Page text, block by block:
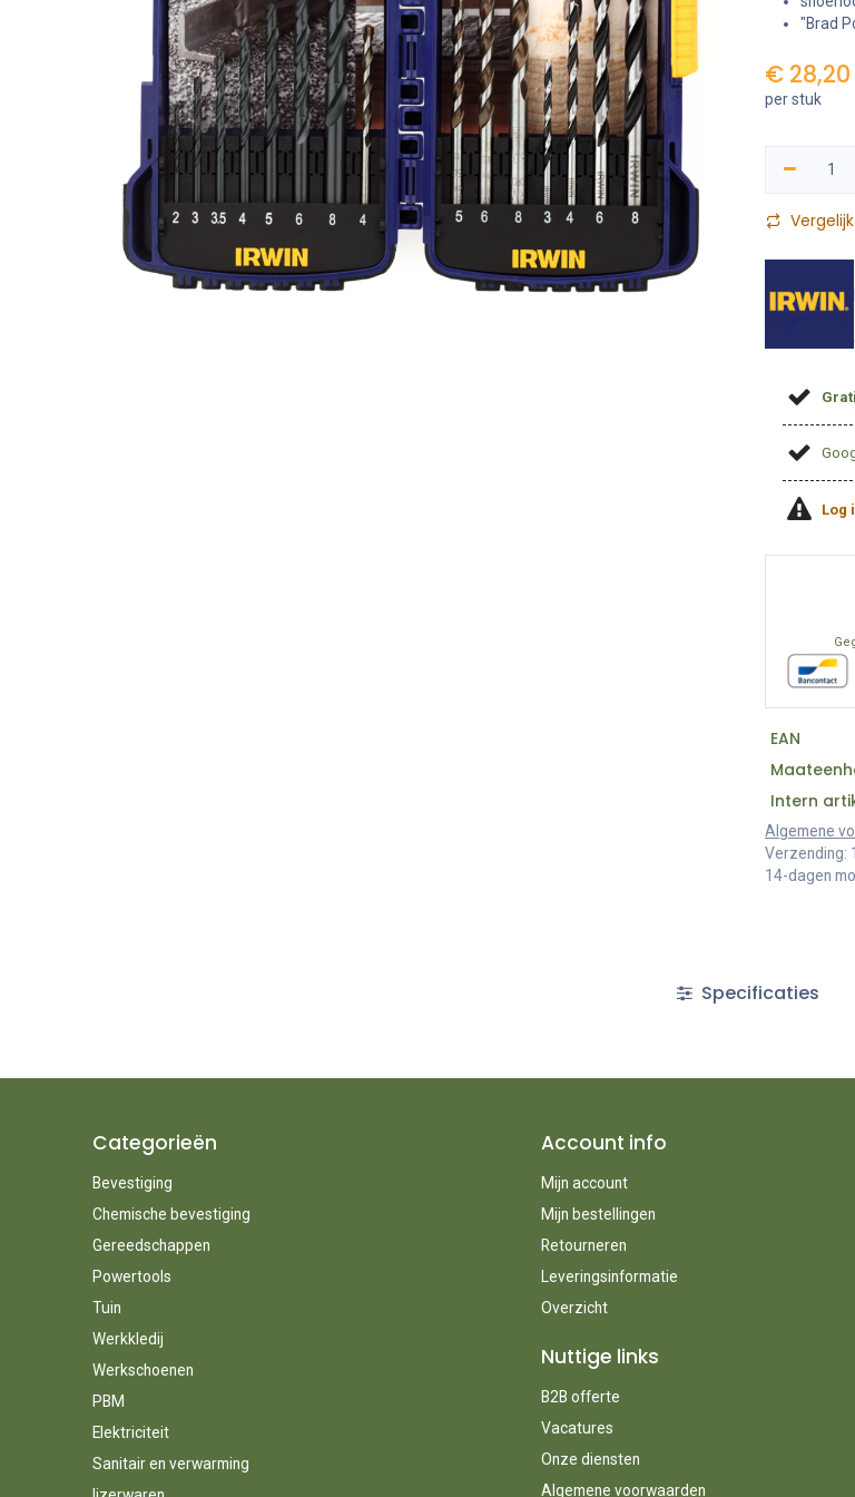
"Brad
€ 28,20
per stuk
Vergelijk
Log
EAN
Intern
Algemene
Verzending:
14-dagen
Specificaties
Categorieën
Bevestiging
Chemische bevestiging
Gereedschappen
Powertools
Tuin
Werkkledij
Werkschoenen
PBM
Elektriciteit
Sanitair en verwarming
Account info
Mijn account
Mijn bestellingen
Retourneren
Leveringsinformatie
Overzicht
Nuttige links
B2B offerte
Vacatures
Onze diensten
Algemene voorwaarden